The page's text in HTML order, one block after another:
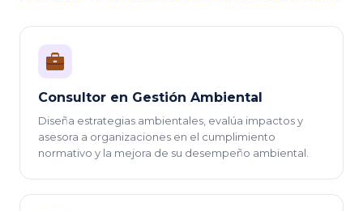
Consultor en Gestión Ambiental
Diseña estrategias ambientales, evalúa impactos y
asesora a organizaciones en el cumplimiento
normativo y la mejora de su desempeño ambiental.